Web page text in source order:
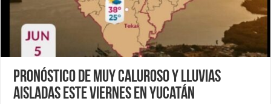
Pronóstico de muy caluroso y lluvias
aisladas este viernes en Yucatán